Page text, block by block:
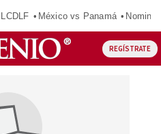
LCDLF México vs Panamá
REGÍSTRATE